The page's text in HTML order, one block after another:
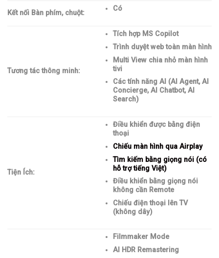
Kết nối Bàn phím, chuột:
Có
Tương tác thông minh:
Tích hợp MS Copilot
Trình duyệt web toàn màn hình
Multi View chia nhỏ màn hình
tivi
Các tính năng AI (AI Agent, AI
Concierge, AI Chatbot, AI
Search)
Tiện Ích:
Điều khiển được bằng điện
thoại
Chiếu màn hình qua Airplay
Tìm kiếm bằng giọng nói (có
hỗ trợ tiếng Việt)
Điều khiển bằng giọng nói
không cần Remote
Chiếu điện thoại lên TV
(không dây)
Filmmaker Mode
AI HDR Remastering